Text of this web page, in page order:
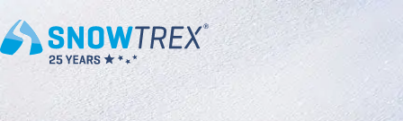
Abonnieren Sie unseren Newsletter und erfahren Sie als Erster